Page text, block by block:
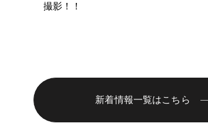
撮影！！
新着情報一覧はこちら